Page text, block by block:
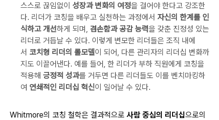
스스로 끊임없이 성장과 변화의 여정을 걸어야 한다고 강조한
다. 리더가 코칭을 배우고 실천하는 과정에서 자신의 한계를 인
식하고 개선하게 되며, 겸손함과 공감 능력을 갖춘 진정성 있는
리더로 거듭날 수 있다. 이렇게 변모한 리더들은 조직 내에
서 코치형 리더의 롤모델이 되어, 다른 관리자의 리더십 변화까
지도 이끌어낸다. 예를 들어, 한 리더가 부하 직원에게 코칭을
적용해 긍정적 성과를 거두면 다른 리더들도 이를 벤치마킹하
여 연쇄적인 리더십 혁신이 일어날 수 있다.
Whitmore의 코칭 철학은 결과적으로 사람 중심의 리더십으로의